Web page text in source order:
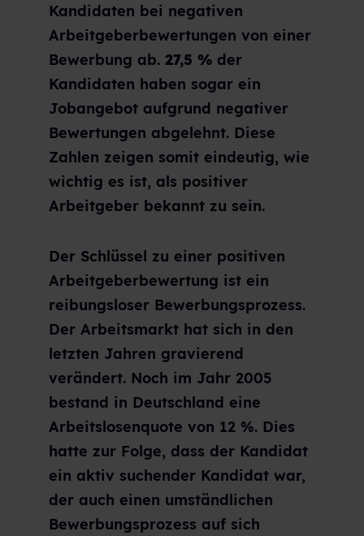
Kandidaten bei negativen
Arbeitgeberbewertungen von einer
Bewerbung ab. 27,5 % der
Kandidaten haben sogar ein
Jobangebot aufgrund negativer
Bewertungen abgelehnt. Diese
Zahlen zeigen somit eindeutig, wie
wichtig es ist, als positiver
Arbeitgeber bekannt zu sein.
Der Schlüssel zu einer positiven
Arbeitgeberbewertung ist ein
reibungsloser Bewerbungsprozess.
Der Arbeitsmarkt hat sich in den
letzten Jahren gravierend
verändert. Noch im Jahr 2005
bestand in Deutschland eine
Arbeitslosenquote von 12 %. Dies
hatte zur Folge, dass der Kandidat
ein aktiv suchender Kandidat war,
der auch einen umständlichen
Bewerbungsprozess auf sich